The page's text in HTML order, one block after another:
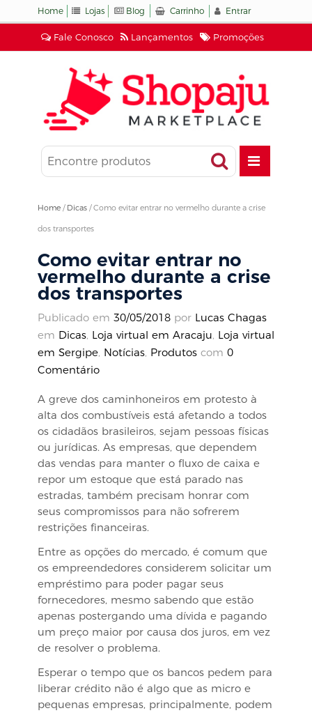
Fale Conosco Lançamentos Promoções
Home Lojas Blog Carrinho Entrar
Home / Dicas /Como evitar entrar no vermelho durante a crise
dos transportes
Como evitar entrar no
vermelho durante a crise
dos transportes
Publicado em 30/05/2018 por Lucas Chagas
em Dicas, Loja virtual em Aracaju, Loja virtual
em Sergipe, Notícias, Produtos com 0
Comentário
A greve dos caminhoneiros em protesto à
alta dos combustíveis está afetando a todos
os cidadãos brasileiros, sejam pessoas físicas
ou jurídicas. As empresas, que dependem
das vendas para manter o fluxo de caixa e
repor um estoque que está parado nas
estradas, também precisam honrar com
seus compromissos para não sofrerem
restrições financeiras.
Entre as opções do mercado, é comum que
os empreendedores considerem solicitar um
empréstimo para poder pagar seus
fornecedores, mesmo sabendo que estão
apenas postergando uma dívida e pagando
um preço maior por causa dos juros, em vez
de resolver o problema.
Esperar o tempo que os bancos pedem para
liberar crédito não é algo que as micro e
pequenas empresas, principalmente, podem